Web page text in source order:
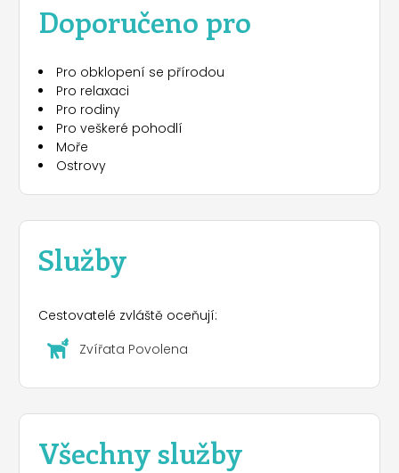
Doporučeno pro
Pro obklopení se přírodou
Pro relaxaci
Pro rodiny
Pro veškeré pohodlí
Moře
Ostrovy
Služby
Cestovatelé zvláště oceňují:
Zvířata Povolena
Všechny služby